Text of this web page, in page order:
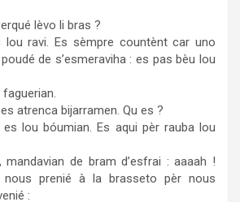
lèvo li bras ?
ravi. Es sèmpre countènt car uno
de s’esmeraviha : es pas bèu lou
atrenca bijarramen. Qu es ?
lou bóumian. Es aqui pèr rauba lou
mandavian de bram d’esfrai : aaaah !
prenié à la brasseto pèr nous
: